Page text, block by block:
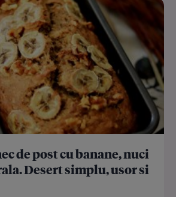
de post cu banane, nuci
Desert simplu, usor si